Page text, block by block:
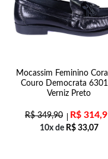
Mocassim Feminino
Couro Democrata
Verniz Preto
R$349,90 R$
10x de R$33,07